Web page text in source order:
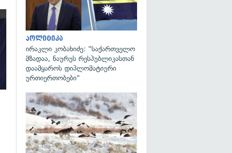
გადახედვა
პოლიტიკა
ირაკლი კობახიძე: "საქართველო
მზადაა, ნაურუს რესპუბლიკასთან
დაამყაროს დიპლომატიური
ურთიერთობები"